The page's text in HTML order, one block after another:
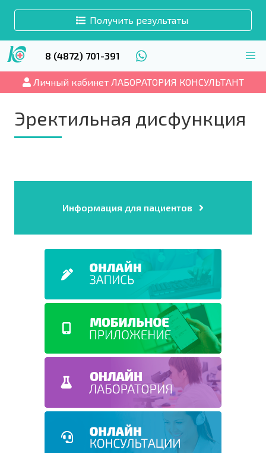
Получить результаты
8 (4872) 701-391
Личный кабинет ЛАБОРАТОРИЯ КОНСУЛЬТАНТ
Эректильная дисфункция
Информация для пациентов